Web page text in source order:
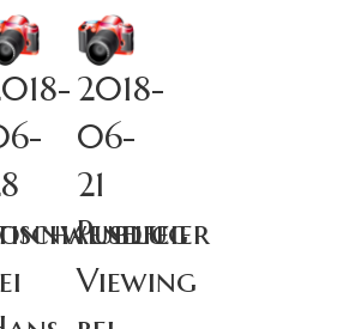
2018-
06-
21
Public
Viewing